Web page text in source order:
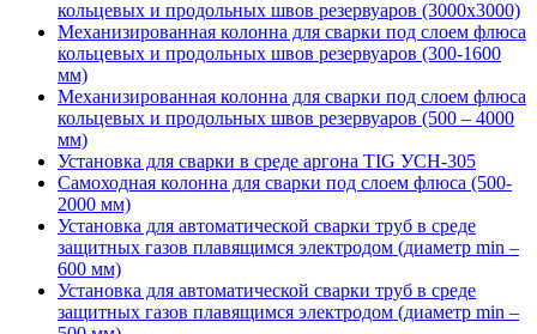
кольцевых и продольных швов резервуаров (3000х3000)
Механизированная колонна для сварки под слоем флюса
кольцевых и продольных швов резервуаров (300-1600
мм)
Механизированная колонна для сварки под слоем флюса
кольцевых и продольных швов резервуаров (500 – 4000
мм)
Установка для сварки в среде аргона TIG УСН-305
Самоходная колонна для сварки под слоем флюса (500-
2000 мм)
Установка для автоматической сварки труб в среде
защитных газов плавящимся электродом (диаметр min –
600 мм)
Установка для автоматической сварки труб в среде
защитных газов плавящимся электродом (диаметр min –